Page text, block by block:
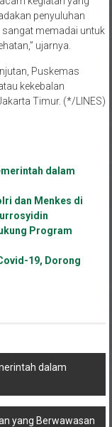
penyuluhan
memadai untuk
ujarnya.
Puskemas
kekebalan
Timur. (*/LINES)
dalam
dan Menkes di
Program
19, Dorong
dalam
yang Berwawasan